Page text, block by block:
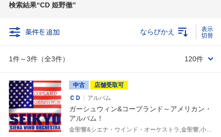
検索結果 CD 姫野徹
条件を追加
1件～3件（全3件）
ならびかえ
120件
中古
店舗受取可
ＣＤ
アルバム
ガーシュウィン&コープランド～アメリカン・
アルバム！
金聖響&シエナ・ウインド・オーケストラ,金聖響,小林弘美(english hr),シエナ・ウインド,金聖響&シエナ,外山啓介(p),西田紀子(piccolo),金野紗綾香(fl),白石法久(fl),宮川真人(ob),姫野徹(ob)